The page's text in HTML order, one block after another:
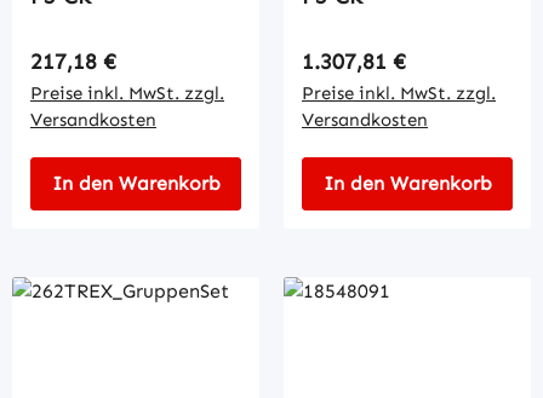
Regulärer Preis:
217,18 €
Preise inkl. MwSt. zzgl.
Versandkosten
In den Warenkorb
Regulärer Preis:
1.307,81 €
Preise inkl. MwSt. zzgl.
Versandkosten
In den Warenkorb